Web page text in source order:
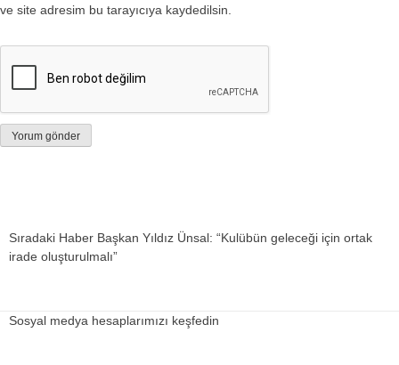
ve site adresim bu tarayıcıya kaydedilsin.
Sıradaki Haber Başkan Yıldız Ünsal: “Kulübün geleceği için ortak
irade oluşturulmalı”
Sosyal medya hesaplarımızı keşfedin